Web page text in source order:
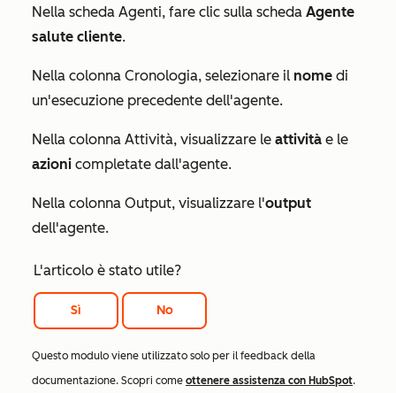
Nella scheda Agenti, fare clic sulla scheda Agente
salute cliente.
Nella colonna Cronologia, selezionare il nome di
un'esecuzione precedente dell'agente.
Nella colonna Attività, visualizzare le attività e le
azioni completate dall'agente.
Nella colonna Output, visualizzare l'output
dell'agente.
L'articolo è stato utile?
Sì No
Questo modulo viene utilizzato solo per il feedback della
documentazione. Scopri come ottenere assistenza con HubSpot.